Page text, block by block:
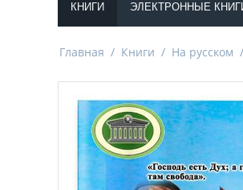
КНИГИ ЭЛЕКТРОННЫЕ
Главная / Книги / На русском /